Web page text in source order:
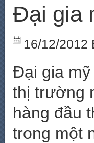
Đại gia
16/12/2012
Đại gia mỹ
thị trường
hàng đầu
trong một